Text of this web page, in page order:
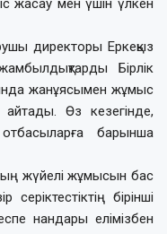
жасау мен үшін үлкен
директоры Еркеқыз
Бірлік
жанұясымен жұмыс
Өз кезегінде,
барынша
жүйелі жұмысын бас
серіктестіктің бірінші
нандары елімізбен